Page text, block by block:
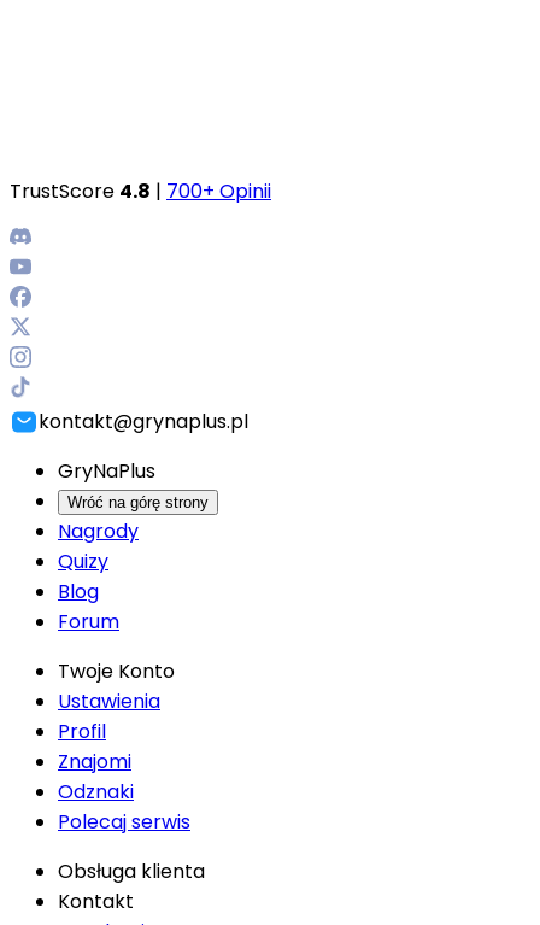
TrustScore 4.8 | 700+ Opinii
kontakt@grynaplus.pl
GryNaPlus
Wróć na górę strony
Nagrody
Quizy
Blog
Forum
Twoje Konto
Ustawienia
Profil
Znajomi
Odznaki
Polecaj serwis
Obsługa klienta
Kontakt